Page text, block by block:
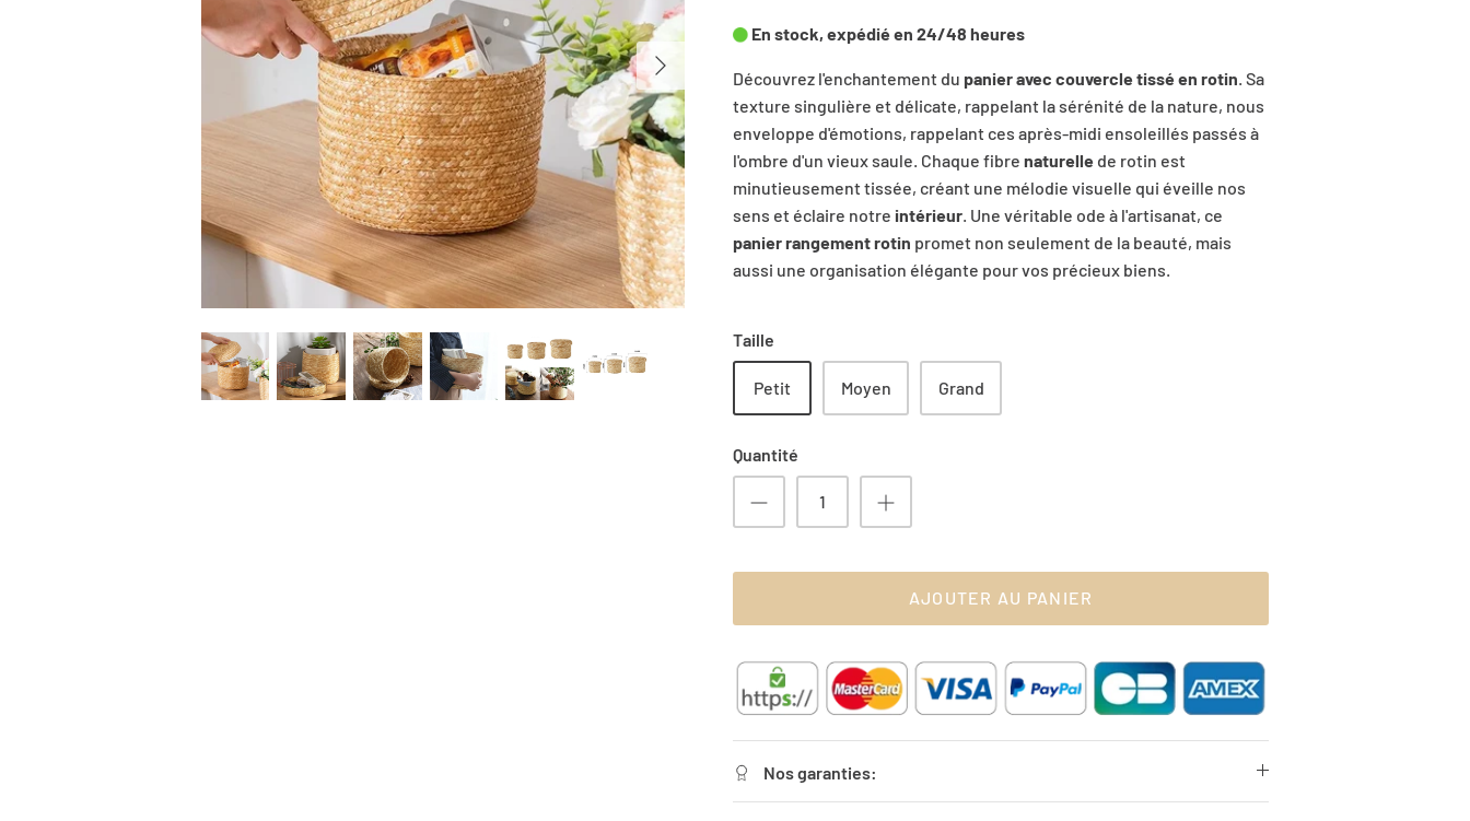
En stock, expédié en 24/48 heures
Découvrez l'enchantement du panier avec couvercle tissé en rotin . Sa
texture singulière et délicate, rappelant la sérénité de la nature, nous
enveloppe d'émotions, rappelant ces après-midi ensoleillés passés à
l'ombre d'un vieux saule. Chaque fibrenaturelle de rotin est
minutieusement tissée, créant une mélodie visuelle qui éveille nos
sens et éclaire notre intérieur . Une véritable ode à l'artisanat, ce
panier rangement rotin promet non seulement de la beauté, mais
aussi une organisation élégante pour vos précieux biens.
Taille
Petit Moyen Grand
Quantité
AJOUTER AU PANIER
Nos garanties: